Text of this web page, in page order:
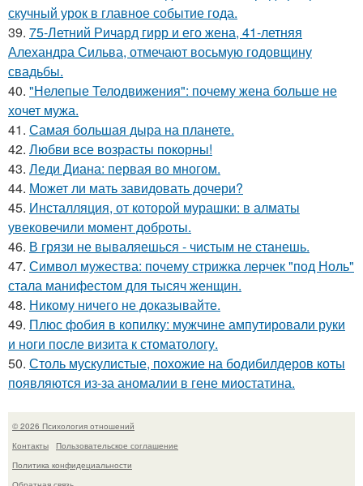
скучный урок в главное событие года.
39. 75-Летний Ричард гирр и его жена, 41-летняя
Алехандра Сильва, отмечают восьмую годовщину
свадьбы.
40. "Нелепые Телодвижения": почему жена больше не
хочет мужа.
41. Самая большая дыра на планете.
42. Любви все возрасты покорны!
43. Леди Диана: первая во многом.
44. Может ли мать завидовать дочери?
45. Инсталляция, от которой мурашки: в алматы
увековечили момент доброты.
46. В грязи не вываляешься - чистым не станешь.
47. Символ мужества: почему стрижка лерчек "под Ноль"
стала манифестом для тысяч женщин.
48. Никому ничего не доказывайте.
49. Плюс фобия в копилку: мужчине ампутировали руки
и ноги после визита к стоматологу.
50. Столь мускулистые, похожие на бодибилдеров коты
появляются из-за аномалии в гене миостатина.
© 2026 Психология отношений
Контакты
Пользовательское соглашение
Политика конфидециальности